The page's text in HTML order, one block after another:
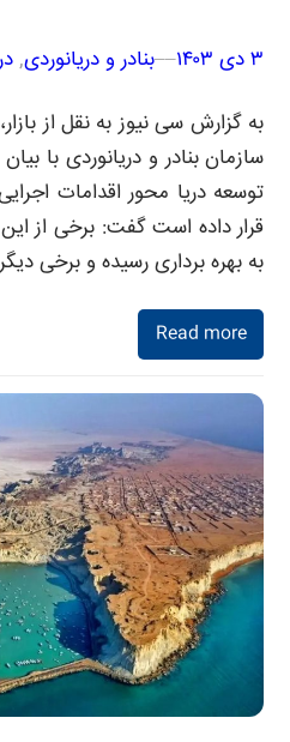
۳ دی ۱۴۰۳ –
–بنادر و دریانوردی,
به گزارش سی نیوز به نقل از
سازمان بنادر و دریانوردی با
توسعه دریا محور اقدامات
قرار داده است گفت: برخی از
به بهره برداری رسیده و برخی
Read more